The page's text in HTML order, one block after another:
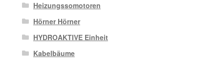
Heizungssomotoren
Hörner Hörner
HYDROAKTIVE Einheit
Kabelbäume